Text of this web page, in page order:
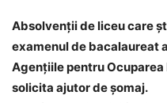
Absolvenţii de liceu care
examenul de bacalaureat
Agenţiile pentru Ocuparea
solicita ajutor de şomaj.